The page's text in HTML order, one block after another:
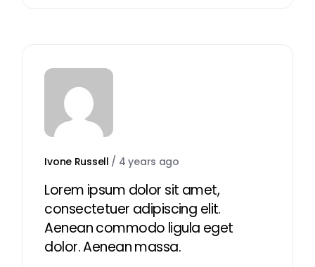
Ivone Russell / 4 years ago
Lorem ipsum dolor sit amet,
consectetuer adipiscing elit.
Aenean commodo ligula eget
dolor. Aenean massa.